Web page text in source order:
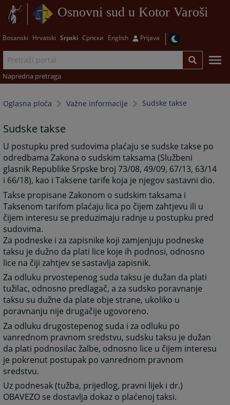
Osnovni sud u Kotor Varoši
Bosanski Hrvatski Srpski Српски English Prijava
Napredna pretraga
Oglasna ploča Važne informacije Sudske takse
Sudske takse
U postupku pred sudovima plaćaju se sudske takse po
odredbama Zakona o sudskim taksama (Službeni
glasnik Republike Srpske broj 73/08, 49/09, 67/13, 63/14
i 66/18), kao i Taksene tarife koja je njegov sastavni dio.
Takse propisane Zakonom o sudskim taksama i
Taksenom tarifom plaćaju lica po čijem zahtjevu ili u
čijem interesu se preduzimaju radnje u postupku pred
sudovima.
Za podneske i za zapisnike koji zamjenjuju podneske
taksu je dužno da plati lice koje ih podnosi, odnosno
lice na čiji zahtjev se sastavlja zapisnik.
Za odluku prvostepenog suda taksu je dužan da plati
tužilac, odnosno predlagač, a za sudsko poravnanje
taksu su dužne da plate obje strane, ukoliko u
poravnanju nije drugačije ugovoreno.
Za odluku drugostepenog suda i za odluku po
vanrednom pravnom sredstvu, sudsku taksu je dužan
da plati podnosilac žalbe, odnosno lice u čijem interesu
je pokrenut postupak po vanrednom pravnom
sredstvu.
Uz podnesak (tužba, prijedlog, pravni lijek i dr.)
OBAVEZO se dostavlja dokaz o plaćenoj taksi.